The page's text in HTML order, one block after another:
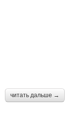
читать дальше →